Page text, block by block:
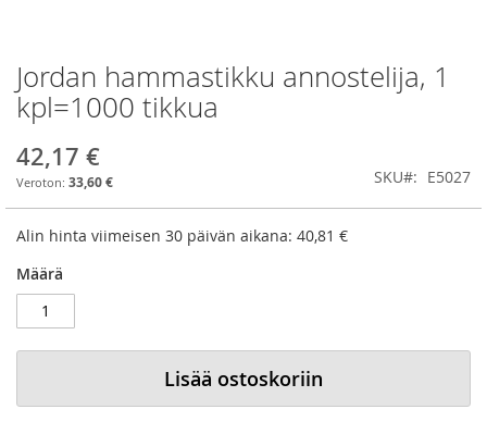
Skip
to
the
of
the
Jordan hammastikku annostelija, 1
kpl=1000 tikkua
42,17 €
33,60 € SKU E5027
Alin hinta viimeisen 30 päivän aikana: 40,81 €
Määrä
Lisää ostoskoriin